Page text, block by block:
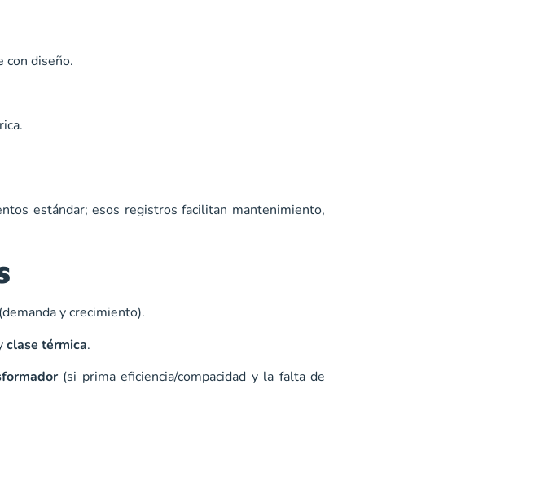
con diseño.
estándar; esos registros facilitan mantenimiento,
y crecimiento).
clase térmica.
(si prima eficiencia/compacidad y la falta de